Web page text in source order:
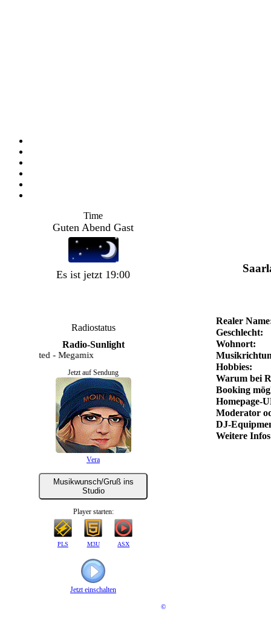
Time
Guten Abend Gast
Es ist jetzt 19:00
Radiostatus
Radio-Sunlight
- Megamix
Jetzt auf Sendung
Vera
Musikwunsch/Gruß ins
Studio
Player starten:
PLS M3U ASX
Jetzt einschalten
©
Realer
Geschlecht:
Wohnort:
Hobbies:
Warum bei
Booking
Homepage-
Moderator
DJ-
Weitere